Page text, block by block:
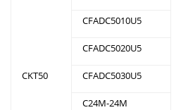
CKT50
CFADC5010U5
CFADC5020U5
CFADC5030U5
C24M-24M